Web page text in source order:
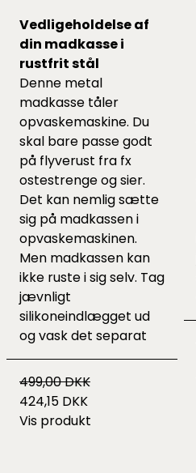
Vedligeholdelse af
din madkasse i
rustfrit stål
Denne metal
madkasse tåler
opvaskemaskine. Du
skal bare passe godt
på flyverust fra fx
ostestrenge og sier.
Det kan nemlig sætte
sig på madkassen i
opvaskemaskinen.
Men madkassen kan
ikke ruste i sig selv. Tag
jævnligt
silikoneindlægget ud
og vask det separat
499,00 DKK
424,15 DKK
Vis produkt